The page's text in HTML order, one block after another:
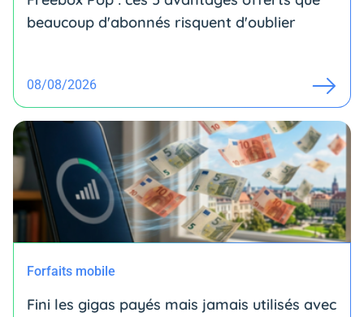
beaucoup d'abonnés risquent d'oublier
08/08/2026
Forfaits mobile
Fini les gigas payés mais jamais utilisés avec